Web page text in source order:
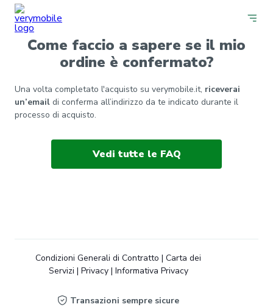
Come faccio a sapere se il mio
ordine è confermato?
Una volta completato l'acquisto su verymobile.it, riceverai
un’email di conferma all’indirizzo da te indicato durante il
processo di acquisto.
Vedi tutte le FAQ
Transazioni sempre sicure
Condizioni Generali di Contratto | Carta dei
Servizi | Privacy| Informativa Privacy